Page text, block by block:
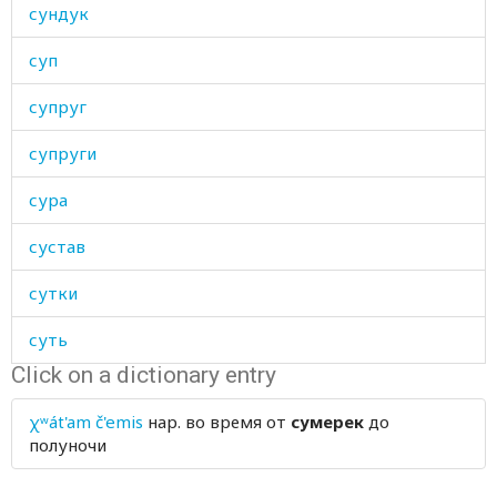
сундук
суп
супруг
супруги
сура
сустав
сутки
суть
суфизм
сухарь
Click on a dictionary entry
χʷát'am č'emis нар. во время от сумерек до
полуночи